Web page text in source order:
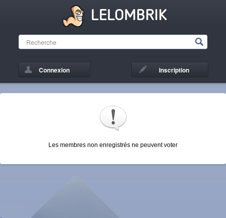
LELOMBRIK
Connexion Inscription
Les membres non enregistrés ne peuvent voter